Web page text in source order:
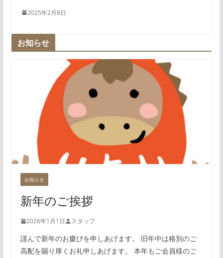
2025年2月8日
お知らせ
お知らせ
新年のご挨拶
2026年1月1日 スタッフ
謹んで新年のお慶びを申しあげます。 旧年中は格別のご
高配を賜り厚くお礼申しあげます。 本年もご会員様のご